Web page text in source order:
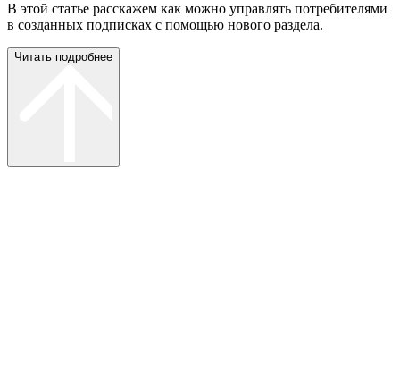
В этой статье расскажем как можно управлять потребителями
в созданных подписках с помощью нового раздела.
Читать подробнее